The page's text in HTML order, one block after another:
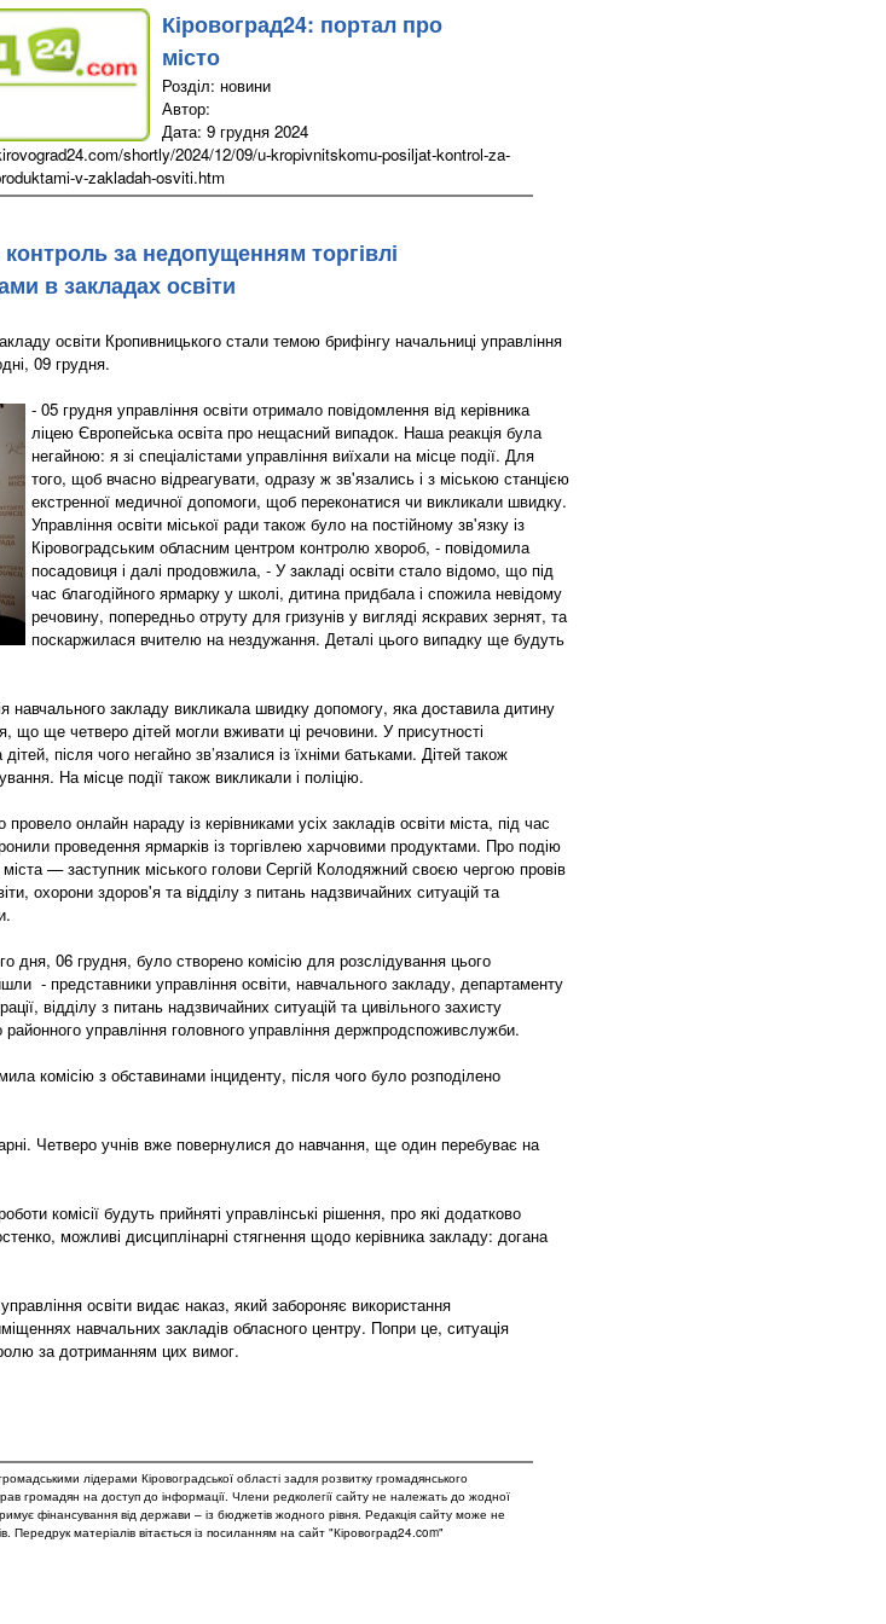
Кіровоград24: портал про
місто
Розділ: новини
Автор:
Дата: 9 грудня 2024
shortly/2024/12/09/u-kropivnitskomu-posiljat-kontrol-za-
v-zakladah-osviti.htm
за недопущенням торгівлі
в закладах освіти
освіти Кропивницького стали темою брифінгу начальниці управління
09 грудня.
- 05 грудня управління освіти отримало повідомлення від керівника
ліцею Європейська освіта про нещасний випадок. Наша реакція була
негайною: я зі спеціалістами управління виїхали на місце події. Для
того, щоб вчасно відреагувати, одразу ж зв'язались і з міською станцією
екстренної медичної допомоги, щоб переконатися чи викликали швидку.
Управління освіти міської ради також було на постійному зв'язку із
Кіровоградським обласним центром контролю хвороб, - повідомила
посадовиця і далі продовжила, - У закладі освіти стало відомо, що під
час благодійного ярмарку у школі, дитина придбала і спожила невідому
речовину, попередньо отруту для гризунів у вигляді яскравих зернят, та
поскаржилася вчителю на нездужання. Деталі цього випадку ще будуть
навчального закладу викликала швидку допомогу, яка доставила дитину
що ще четверо дітей могли вживати ці речовини. У присутності
після чого негайно зв’язалися із їхніми батьками. Дітей також
На місце події також викликали і поліцію.
онлайн нараду із керівниками усіх закладів освіти міста, під час
проведення ярмарків із торгівлею харчовими продуктами. Про подію
— заступник міського голови Сергій Колодяжний своєю чергою провів
охорони здоров'я та відділу з питань надзвичайних ситуацій та
дня, 06 грудня, було створено комісію для розслідування цього
- представники управління освіти, навчального закладу, департаменту
відділу з питань надзвичайних ситуацій та цивільного захисту
управління головного управління держпродспоживслужби.
комісію з обставинами інциденту, після чого було розподілено
Четверо учнів вже повернулися до навчання, ще один перебуває на
комісії будуть прийняті управлінські рішення, про які додатково
можливі дисциплінарні стягнення щодо керівника закладу: догана
освіти видає наказ, який забороняє використання
навчальних закладів обласного центру. Попри це, ситуація
за дотриманням цих вимог.
лідерами Кіровоградської області задля розвитку громадянського
громадян на доступ до інформації. Члени редколегії сайту не належать до жодної
фінансування від держави – із бюджетів жодного рівня. Редакція сайту може не
Передрук матеріалів вітається із посиланням на сайт "Кіровоград24.com"